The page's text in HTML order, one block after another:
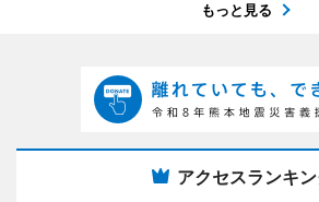
もっと見る
アクセスランキ